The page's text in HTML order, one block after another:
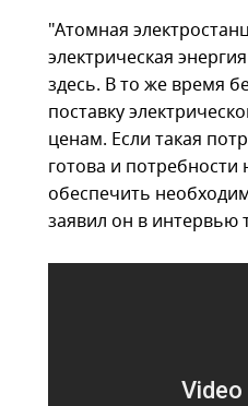
"Атомная
электрическая
здесь. В то же время
поставку
ценам. Если такая
готова и
обеспечить
заявил он в интервью